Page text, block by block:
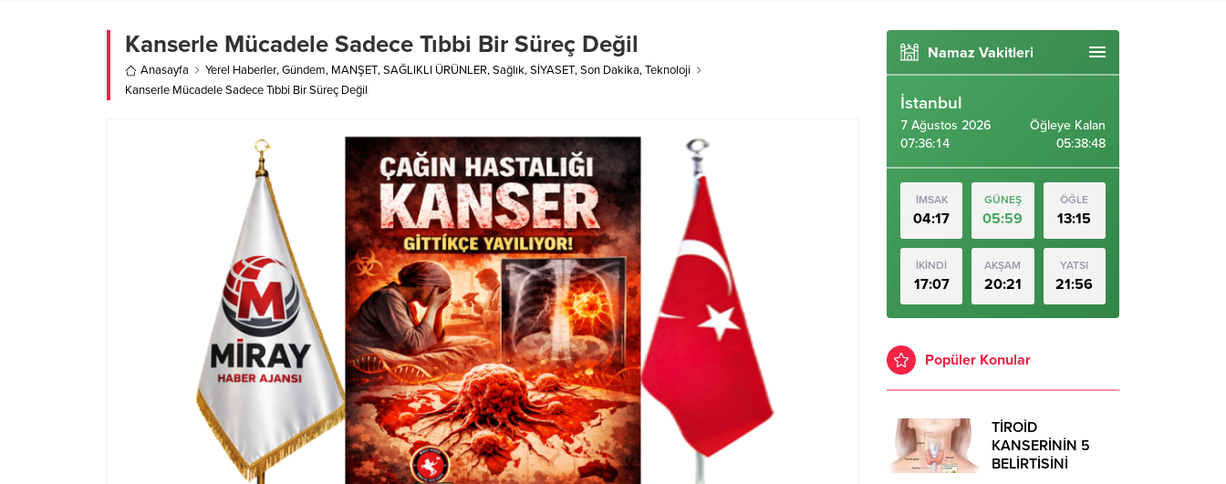
Kanserle Mücadele Sadece Tıbbi Bir Süreç Değil
Anasayfa Yerel Haberler,Gündem, MANŞET,SAĞLIKLI ÜRÜNLER,Sağlık,SİYASET,Son Dakika,Teknoloji
Kanserle Mücadele Sadece Tıbbi Bir Süreç Değil
Namaz Vakitleri
İstanbul
7 Ağustos 2026
07:36:15
Öğleye Kalan
05:38:47
İMSAK
04:17
GÜNEŞ
05:59
ÖĞLE
13:15
İKİNDİ
17:07
AKŞAM
20:21
YATSI
21:56
Popüler Konular
TİROİD
KANSERİNİN 5
BELİRTİSİNİ